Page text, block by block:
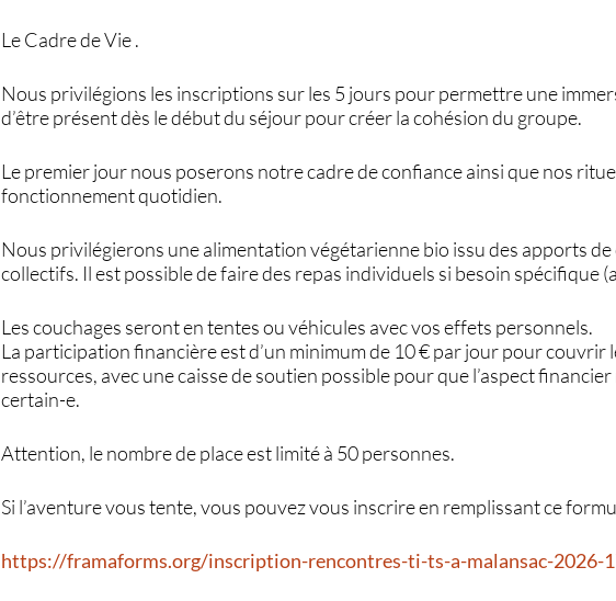
Le Cadre de Vie .
Nous privilégions les inscriptions sur les 5 jours pour permettre une
d’être présent dès le début du séjour pour créer la cohésion du groupe.
Le premier jour nous poserons notre cadre de confiance ainsi que nos
fonctionnement quotidien.
Nous privilégierons une alimentation végétarienne bio issu des apports
collectifs. Il est possible de faire des repas individuels si besoin spécifique
Les couchages seront en tentes ou véhicules avec vos effets personnels.
La participation financière est d’un minimum de 10 € par jour pour couvrir
ressources, avec une caisse de soutien possible pour que l’aspect
certain-e.
Attention, le nombre de place est limité à 50 personnes.
Si l’aventure vous tente, vous pouvez vous inscrire en remplissant ce
https://framaforms.org/inscription-rencontres-ti-ts-a-malansac-2026-